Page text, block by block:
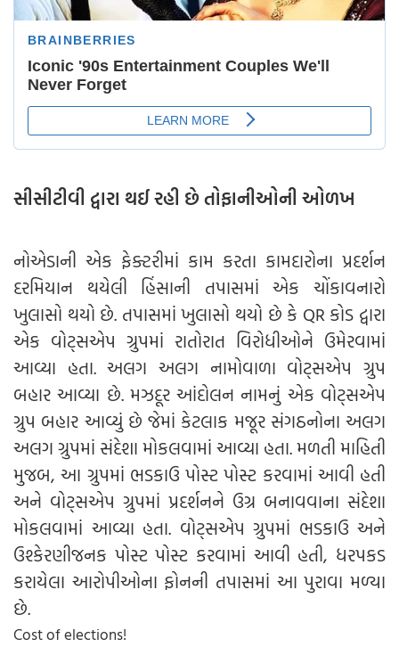
સીસીટીવી દ્વારા થઈ રહી છે તોફાનીઓની ઓળખ
નોએડાની એક ફેક્ટરીમાં કામ કરતા કામદારોના પ્રદર્શન
દરમિયાન થયેલી હિંસાની તપાસમાં એક ચોંકાવનારો
ખુલાસો થયો છે. તપાસમાં ખુલાસો થયો છે કે QR કોડ દ્વારા
એક વોટ્સએપ ગ્રુપમાં રાતોરાત વિરોધીઓને ઉમેરવામાં
આવ્યા હતા. અલગ અલગ નામોવાળા વોટ્સએપ ગ્રુપ
બહાર આવ્યા છે. મઝદૂર આંદોલન નામનું એક વોટ્સએપ
ગ્રુપ બહાર આવ્યું છે જેમાં કેટલાક મજૂર સંગઠનોના અલગ
અલગ ગ્રુપમાં સંદેશા મોકલવામાં આવ્યા હતા. મળતી માહિતી
મુજબ, આ ગ્રુપમાં ભડકાઉ પોસ્ટ પોસ્ટ કરવામાં આવી હતી
અને વોટ્સએપ ગ્રુપમાં પ્રદર્શનને ઉગ્ર બનાવવાના સંદેશા
મોકલવામાં આવ્યા હતા. વોટ્સએપ ગ્રુપમાં ભડકાઉ અને
ઉશ્કેરણીજનક પોસ્ટ પોસ્ટ કરવામાં આવી હતી, ધરપકડ
કરાયેલા આરોપીઓના ફોનની તપાસમાં આ પુરાવા મળ્યા
છે.
Cost of elections!